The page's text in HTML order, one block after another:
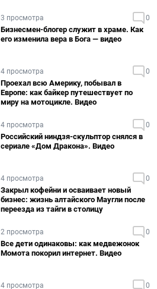
3 просмотра 0
Бизнесмен-блогер служит в храме. Как
его изменила вера в Бога — видео
4 просмотра 0
Проехал всю Америку, побывал в
Европе: как байкер путешествует по
миру на мотоцикле. Видео
4 просмотра 0
Российский ниндзя-скульптор снялся в
сериале «Дом Дракона». Видео
4 просмотра 0
Закрыл кофейни и осваивает новый
бизнес: жизнь алтайского Маугли после
переезда из тайги в столицу
2 просмотра 0
Все дети одинаковы: как медвежонок
Момота покорил интернет. Видео
4 просмотра 0